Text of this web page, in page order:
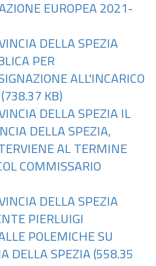
EUROPEA 2021-
DELLA SPEZIA
PER
ALL'INCARICO
(738.37 KB)
DELLA SPEZIA IL
DELLA SPEZIA,
AL TERMINE
COMMISSARIO
DELLA SPEZIA
PIERLUIGI
POLEMICHE SU
DELLA SPEZIA (558.35